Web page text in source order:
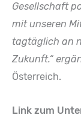
Gesellschaft
mit unseren
tagtäglich an
Zukunft.“
Österreich.
Link zum